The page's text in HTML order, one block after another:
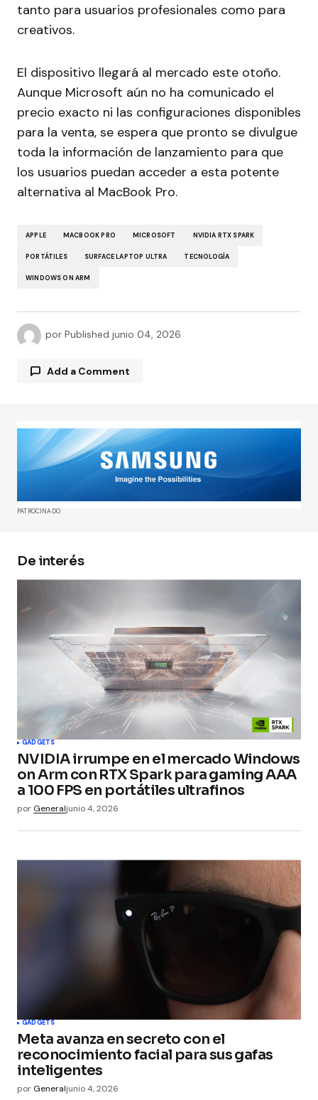
tanto para usuarios profesionales como para
creativos.
El dispositivo llegará al mercado este otoño.
Aunque Microsoft aún no ha comunicado el
precio exacto ni las configuraciones disponibles
para la venta, se espera que pronto se divulgue
toda la información de lanzamiento para que
los usuarios puedan acceder a esta potente
alternativa al MacBook Pro.
APPLE MACBOOK PRO MICROSOFT NVIDIA RTX SPARK
PORTÁTILES SURFACE LAPTOP ULTRA TECNOLOGÍA
WINDOWS ON ARM
por Published junio 04, 2026
Add a Comment
Tu dirección de correo electrónico no será
publicada.Los campos obligatorios están
marcados con*
Comment*
Your E-mail*
Guarda mi nombre, correo electrónico y web en
este navegador para la próxima vez que
Submit Comment
PATROCINADO
De interés
GADGETS
NVIDIA irrumpe en el mercado Windows
on Arm con RTX Spark para gaming AAA
a 100 FPS en portátiles ultrafinos
por Generaljunio 4, 2026
GADGETS
Meta avanza en secreto con el
reconocimiento facial para sus gafas
inteligentes
por Generaljunio 4, 2026